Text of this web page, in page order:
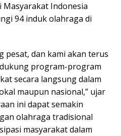
Masyarakat Indonesia
94 induk olahraga di
pesat, dan kami akan terus
program-program
secara langsung dalam
maupun nasional,” ujar
ini dapat semakin
olahraga tradisional
masyarakat dalam